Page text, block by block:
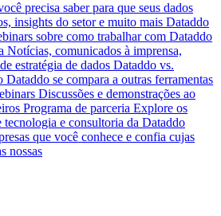
precisa saber para que seus dados
insights do setor e muito mais Dataddo
sobre como trabalhar com Dataddo
Notícias, comunicados à imprensa,
estratégia de dados Dataddo vs.
Dataddo se compara a outras ferramentas
Discussões e demonstrações ao
Programa de parceria Explore os
tecnologia e consultoria da Dataddo
que você conhece e confia cujas
nossas